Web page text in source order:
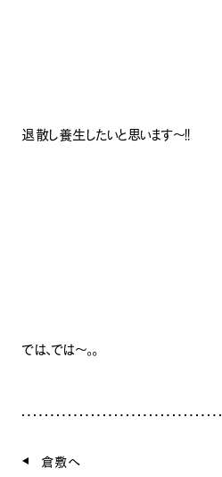
退散し養生したいと思います～！！
では、では～。。
倉敷へ